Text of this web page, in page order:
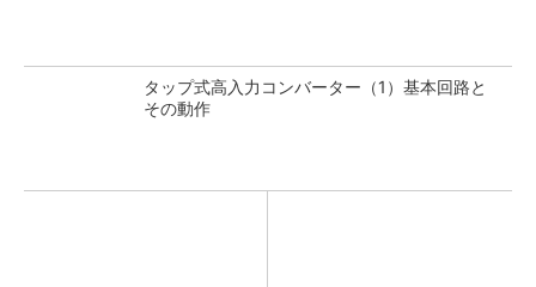
タップ式高入力コンバーター（1）基本回路と
その動作